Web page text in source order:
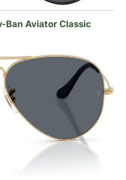
Ban Aviator Classic